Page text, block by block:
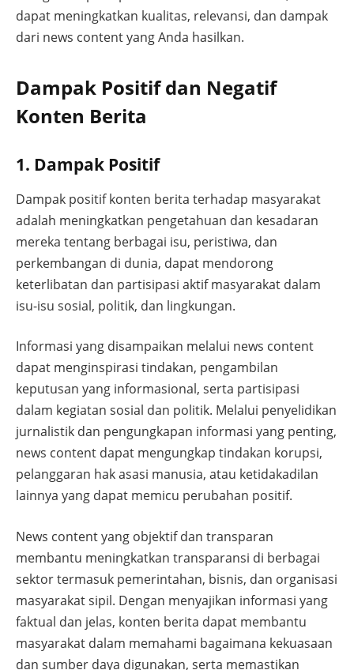
dapat meningkatkan kualitas, relevansi, dan dampak
dari news content yang Anda hasilkan.
Dampak Positif dan Negatif
Konten Berita
1. Dampak Positif
Dampak positif konten berita terhadap masyarakat
adalah meningkatkan pengetahuan dan kesadaran
mereka tentang berbagai isu, peristiwa, dan
perkembangan di dunia, dapat mendorong
keterlibatan dan partisipasi aktif masyarakat dalam
isu-isu sosial, politik, dan lingkungan.
Informasi yang disampaikan melalui news content
dapat menginspirasi tindakan, pengambilan
keputusan yang informasional, serta partisipasi
dalam kegiatan sosial dan politik. Melalui penyelidikan
jurnalistik dan pengungkapan informasi yang penting,
news content dapat mengungkap tindakan korupsi,
pelanggaran hak asasi manusia, atau ketidakadilan
lainnya yang dapat memicu perubahan positif.
News content yang objektif dan transparan
membantu meningkatkan transparansi di berbagai
sektor termasuk pemerintahan, bisnis, dan organisasi
masyarakat sipil. Dengan menyajikan informasi yang
faktual dan jelas, konten berita dapat membantu
masyarakat dalam memahami bagaimana kekuasaan
dan sumber daya digunakan, serta memastikan